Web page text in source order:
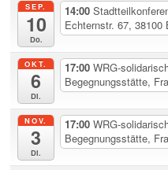
SEP.
10
Do.
14:00
Echternstr. 67, 38100
OKT.
6
Di.
17:00WRG-
Begegnungsstätte,
NOV.
3
Di.
17:00WRG-
Begegnungsstätte,